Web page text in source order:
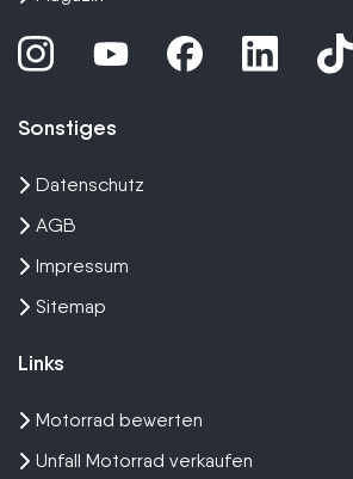
Sonstiges
Datenschutz
AGB
Impressum
Sitemap
Links
Motorrad bewerten
Unfall Motorrad verkaufen